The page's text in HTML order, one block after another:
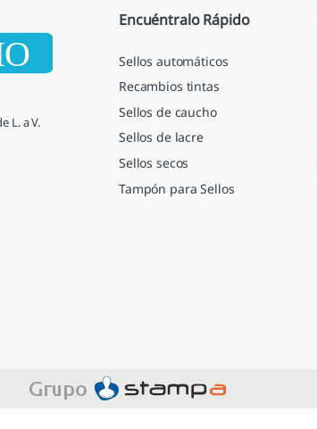
L. a V.
Encuéntralo Rápido
Sellos automáticos
Recambios tintas
Sellos de caucho
Sellos de lacre
Sellos secos
Tampón para Sellos